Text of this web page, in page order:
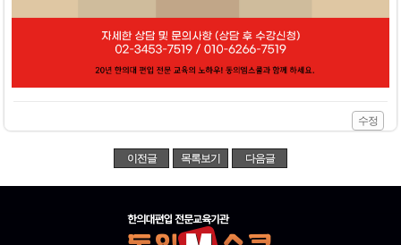
수정
이전글 목록보기 다음글